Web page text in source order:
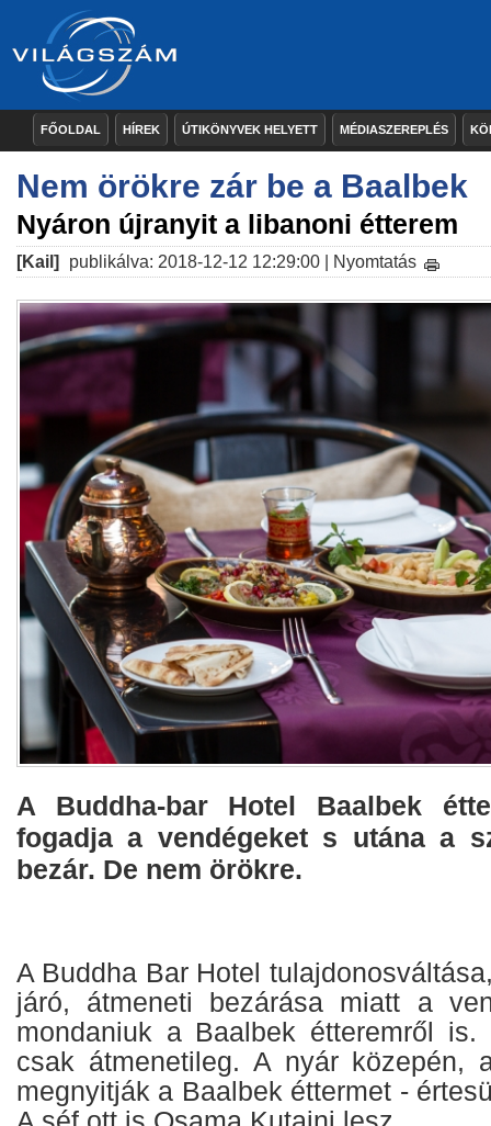
FŐOLDAL HÍREK ÚTIKÖNYVEK HELYETT MÉDIASZEREPLÉS
Nem örökre zár be a Baalbek
Nyáron újranyit a libanoni étterem
[Kail] publikálva: 2018-12-12 12:29:00 | Nyomtatás
A Buddha-bar Hotel Baalbek
fogadja a vendégeket s utána a
bezár. De nem örökre.
A Buddha Bar Hotel
járó, átmeneti bezárása miatt a
mondaniuk a Baalbek étteremről
csak átmenetileg. A nyár közepén,
megnyitják a Baalbek éttermet -